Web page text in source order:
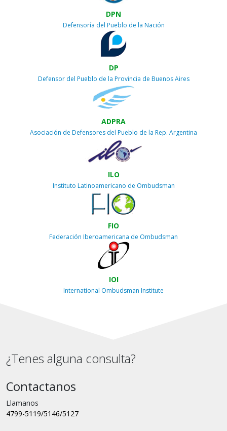
DPN
Defensoría del Pueblo de la Nación
DP
Defensor del Pueblo de la Provincia de Buenos Aires
ADPRA
Asociación de Defensores del Pueblo de la Rep. Argentina
ILO
Instituto Latinoamericano de Ombudsman
FIO
Federación Iberoamericana de Ombudsman
IOI
International Ombudsman Institute
¿Tenes alguna consulta?
Contactanos
Llamanos
4799-5119/5146/5127